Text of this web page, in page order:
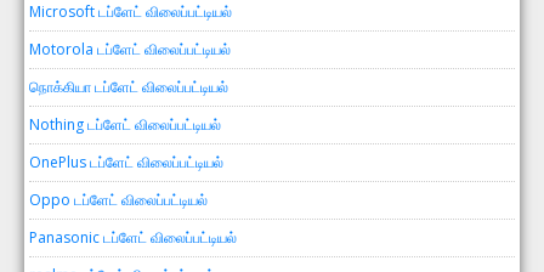
Microsoft டப்ளேட் விலைப்பட்டியல்
Motorola டப்ளேட் விலைப்பட்டியல்
நொக்கியா டப்ளேட் விலைப்பட்டியல்
Nothing டப்ளேட் விலைப்பட்டியல்
OnePlus டப்ளேட் விலைப்பட்டியல்
Oppo டப்ளேட் விலைப்பட்டியல்
Panasonic டப்ளேட் விலைப்பட்டியல்